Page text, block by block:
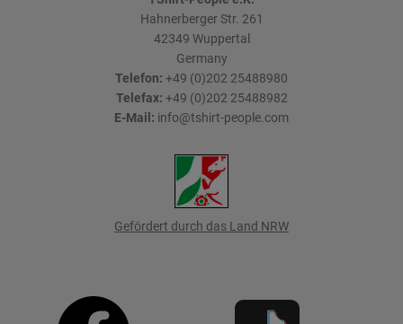
Hahnerberger Str. 261
42349 Wuppertal
Germany
Telefon: +49 (0)202 25488980
Telefax: +49 (0)202 25488982
E-Mail: info@tshirt-people.com
Gefördert durch das Land NRW